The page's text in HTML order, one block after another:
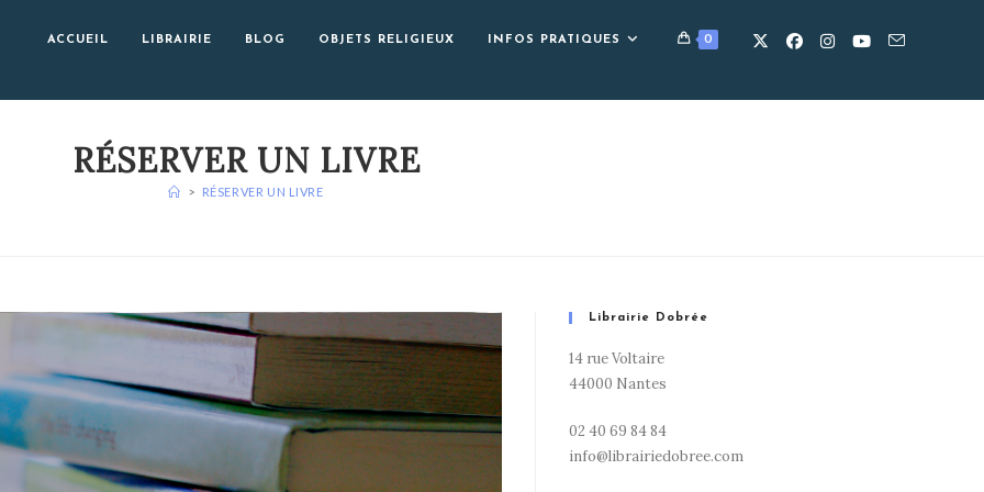
ACCUEIL LIBRAIRIE BLOG OBJETS RELIGIEUX INFOS PRATIQUES 0
RÉSERVER UN LIVRE
> RÉSERVER UN LIVRE
Librairie Dobrée
14 rue Voltaire
44000 Nantes
02 40 69 84 84
info@librairiedobree.com